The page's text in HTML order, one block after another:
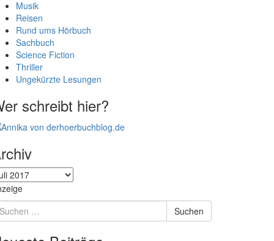
Musik
Reisen
Rund ums Hörbuch
Sachbuch
Science Fiction
Thriller
Ungekürzte Lesungen
schreibt hier?
Suchen